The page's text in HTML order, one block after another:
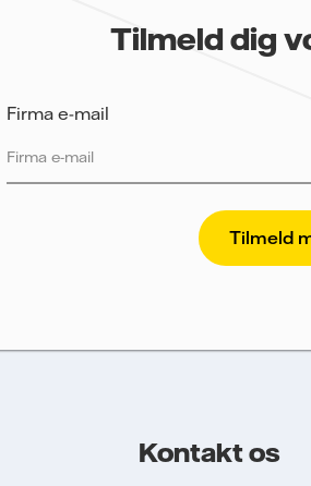
Tilmeld dig
Firma e-mail
Vattenfall beskytter og respekterer dit
kan sende nyhedsbrevet til dig, har vi
måle og analysere deres performance,
Kontakt os